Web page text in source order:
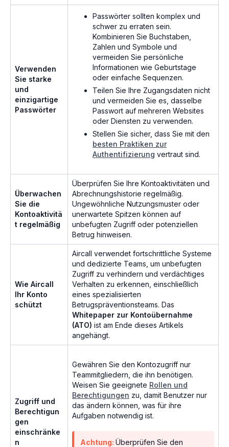
Verwenden
Sie starke
und
einzigartige
Passwörter
Passwörter sollten komplex und
schwer zu erraten sein.
Kombinieren Sie Buchstaben,
Zahlen und Symbole und
vermeiden Sie persönliche
Informationen wie Geburtstage
oder einfache Sequenzen.
Teilen Sie Ihre Zugangsdaten nicht
und vermeiden Sie es, dasselbe
Passwort auf mehreren Websites
oder Diensten zu verwenden.
Stellen Sie sicher, dass Sie mit den
besten Praktiken zur
Authentifizierung vertraut sind.
Überwachen
Sie die
Kontoaktivitä
t regelmäßig
Überprüfen Sie Ihre Kontoaktivitäten und
Abrechnungshistorie regelmäßig.
Ungewöhnliche Nutzungsmuster oder
unerwartete Spitzen können auf
unbefugten Zugriff oder potenziellen
Betrug hinweisen.
Wie Aircall
Ihr Konto
schützt
Aircall verwendet fortschrittliche Systeme
und dedizierte Teams, um unbefugten
Zugriff zu verhindern und verdächtiges
Verhalten zu erkennen, einschließlich
eines spezialisierten
Betrugspräventionsteams. Das
Whitepaper zur Kontoübernahme
(ATO) ist am Ende dieses Artikels
angehängt.
Zugriff und
Berechtigun
gen
einschränke
n
Gewähren Sie den Kontozugriff nur
Teammitgliedern, die ihn benötigen.
Weisen Sie geeignete Rollen und
Berechtigungen zu, damit Benutzer nur
das ändern können, was für ihre
Aufgaben notwendig ist.
Achtung: Überprüfen Sie den